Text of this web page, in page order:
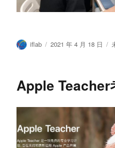
作
iflab
发
2021 年 4 月 18 日
Apple Teacher